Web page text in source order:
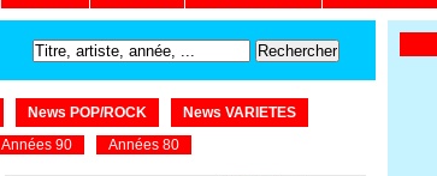
News POP/ROCK
News VARIETES
Années 90 Années 80